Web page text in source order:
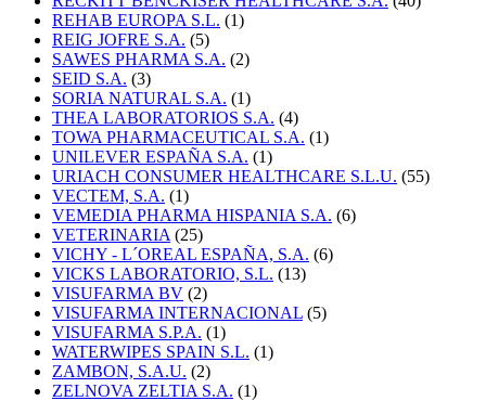
REHAB EUROPA S.L. (1)
REIG JOFRE S.A. (5)
SAWES PHARMA S.A. (2)
SEID S.A. (3)
SORIA NATURAL S.A. (1)
THEA LABORATORIOS S.A. (4)
TOWA PHARMACEUTICAL S.A. (1)
UNILEVER ESPAÑA S.A. (1)
URIACH CONSUMER HEALTHCARE S.L.U. (55)
VECTEM, S.A. (1)
VEMEDIA PHARMA HISPANIA S.A. (6)
VETERINARIA (25)
VICHY - L´OREAL ESPAÑA, S.A. (6)
VICKS LABORATORIO, S.L. (13)
VISUFARMA BV (2)
VISUFARMA INTERNACIONAL (5)
VISUFARMA S.P.A. (1)
WATERWIPES SPAIN S.L. (1)
ZAMBON, S.A.U. (2)
ZELNOVA ZELTIA S.A. (1)